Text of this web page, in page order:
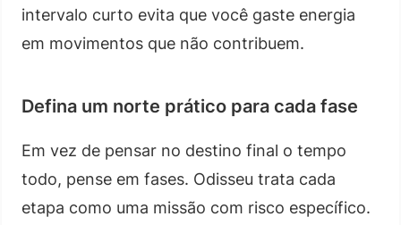
intervalo curto evita que você gaste energia
em movimentos que não contribuem.
Defina um norte prático para cada fase
Em vez de pensar no destino final o tempo
todo, pense em fases. Odisseu trata cada
etapa como uma missão com risco específico.